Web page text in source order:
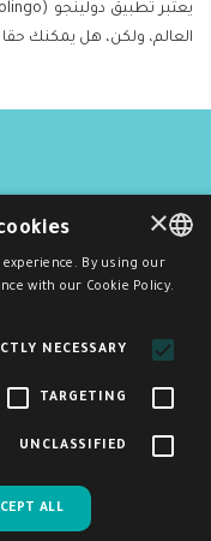
العالم، ولكن، هل يمكنك
سياسة
تم إنشاء هذا الموقع وصيانته
ساعدنا على تحسين
هذا الاستبيان
ENGLISH
×
By using our
with our Cookie Policy.
NECESSARY
TARGETING
UNCLASSIFIED
ALL